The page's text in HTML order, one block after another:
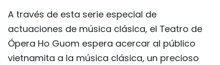
A través de esta serie especial de
actuaciones de música clásica, el Teatro de
Ópera Ho Guom espera acercar al público
vietnamita a la música clásica, un precioso